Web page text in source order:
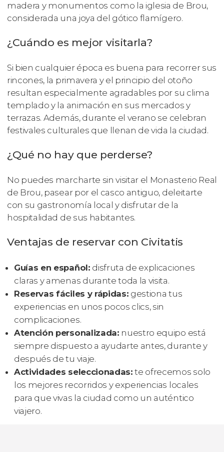
madera y monumentos como la iglesia de Brou,
considerada una joya del gótico flamígero.
¿Cuándo es mejor visitarla?
Si bien cualquier época es buena para recorrer sus
rincones, la primavera y el principio del otoño
resultan especialmente agradables por su clima
templado y la animación en sus mercados y
terrazas. Además, durante el verano se celebran
festivales culturales que llenan de vida la ciudad.
¿Qué no hay que perderse?
No puedes marcharte sin visitar el Monasterio Real
de Brou, pasear por el casco antiguo, deleitarte
con su gastronomía local y disfrutar de la
hospitalidad de sus habitantes.
Ventajas de reservar con Civitatis
Guías en español: disfruta de explicaciones
claras y amenas durante toda la visita.
Reservas fáciles y rápidas: gestiona tus
experiencias en unos pocos clics, sin
complicaciones.
Atención personalizada: nuestro equipo está
siempre dispuesto a ayudarte antes, durante y
después de tu viaje.
Actividades seleccionadas: te ofrecemos solo
los mejores recorridos y experiencias locales
para que vivas la ciudad como un auténtico
viajero.